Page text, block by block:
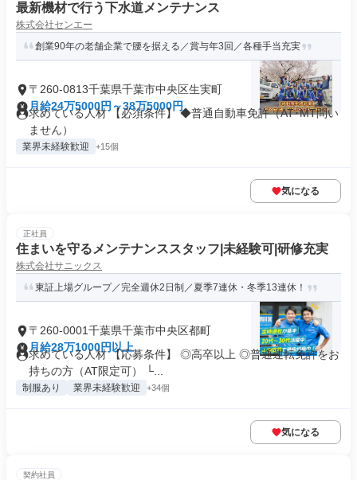
最新機材で行う下水道メンテナンス
株式会社センエー
創業90年の老舗企業で腰を据える／賞与年3回／各種手当充実
〒260-0813千葉県千葉市中央区生実町
月給24万5000円～38万5000円
求めている人材 【必須条件】 ◆普通自動車免許（AT･MT問い
ません）
業界未経験歓迎 +15個
気になる
正社員
住まいを守るメンテナンススタッフ|未経験可|研修充実
株式会社サニックス
東証上場グループ／完全週休2日制／夏季7連休・冬季13連休！
〒260-0001千葉県千葉市中央区都町
月給28万1000円以上
求めている人材 【応募条件】 ◎高卒以上 ◎普通運転免許をお
持ちの方（AT限定可） └...
制服あり 業界未経験歓迎 +34個
気になる
契約社員